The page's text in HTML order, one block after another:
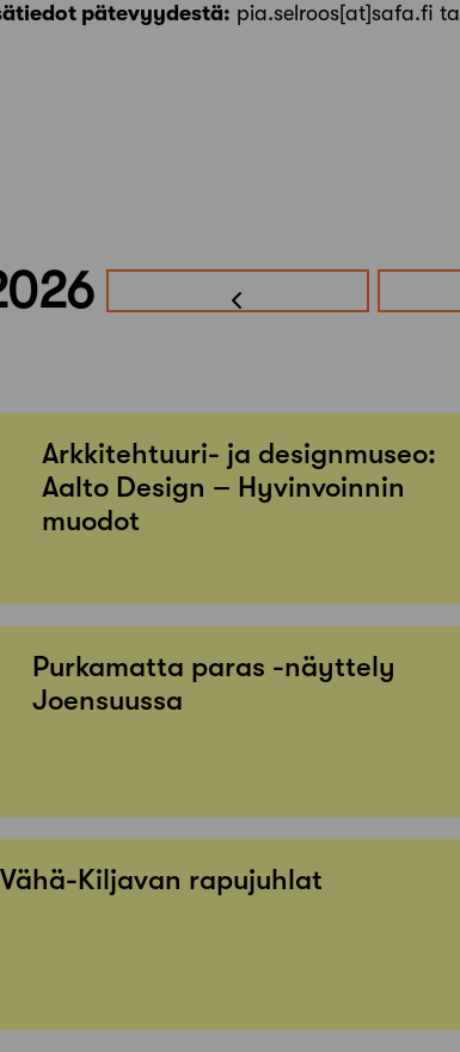
pätevyydestä: pia.selroos[at]safa.fi
Arkkitehtuuri- ja designmuseo:
Aalto Design – Hyvinvoinnin
muodot
Purkamatta paras -näyttely
Joensuussa
Vähä-Kiljavan rapujuhlat